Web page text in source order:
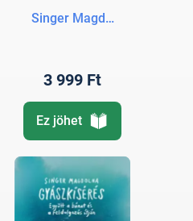
Singer Magdolna
3 999 Ft
Ez jöhet